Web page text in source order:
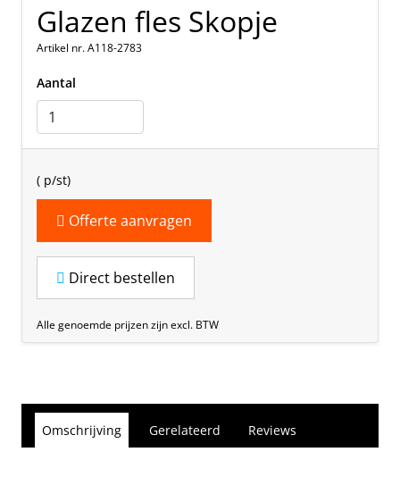
Glazen fles Skopje
Artikel nr. A118-2783
Aantal
( p/st)
Offerte aanvragen
Direct bestellen
Alle genoemde prijzen zijn excl. BTW
Omschrijving Gerelateerd Reviews